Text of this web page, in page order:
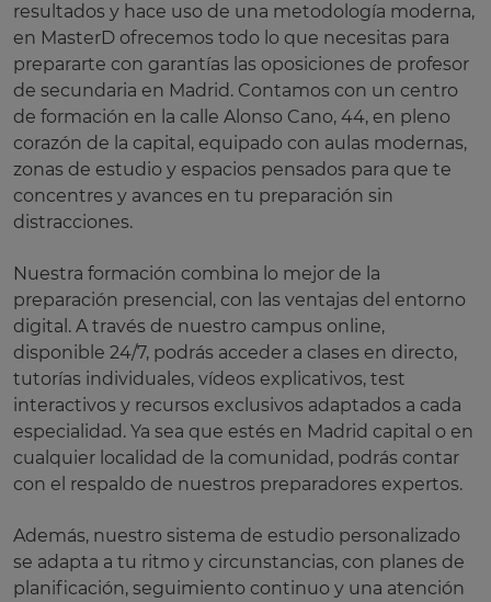
resultados y hace uso de una metodología moderna,
en MasterD ofrecemos todo lo que necesitas para
prepararte con garantías las oposiciones de profesor
de secundaria en Madrid. Contamos con un centro
de formación en la calle Alonso Cano, 44, en pleno
corazón de la capital, equipado con aulas modernas,
zonas de estudio y espacios pensados para que te
concentres y avances en tu preparación sin
distracciones.
Nuestra formación combina lo mejor de la
preparación presencial, con las ventajas del entorno
digital. A través de nuestro campus online,
disponible 24/7, podrás acceder a clases en directo,
tutorías individuales, vídeos explicativos, test
interactivos y recursos exclusivos adaptados a cada
especialidad. Ya sea que estés en Madrid capital o en
cualquier localidad de la comunidad, podrás contar
con el respaldo de nuestros preparadores expertos.
Además, nuestro sistema de estudio personalizado
se adapta a tu ritmo y circunstancias, con planes de
planificación, seguimiento continuo y una atención